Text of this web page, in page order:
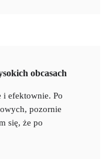
obcasach
i efektownie. Po
pozornie
się, że po